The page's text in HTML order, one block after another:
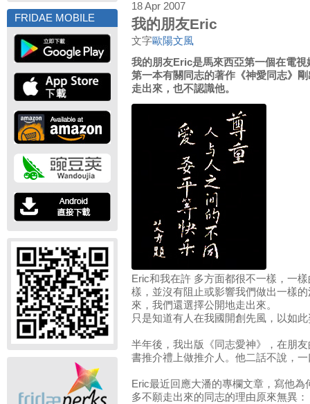
FRIDAE MOBILE
18 Apr 2007
我的朋友Eric
文字歐陽文風
我的朋友Eric是馬來西亞第一個在電
第一本有關同志的著作《神愛同志》
走出來，也不認識他。
Eric和我在許 多方面都很不一樣，一
樣，並沒有阻止或影響我們做出一樣
來，我們還選擇公開地走出來。
只是知道有人在我國開創先風，以如
半年後，我出版《同志愛神》，在朋
書推介禮上做推介人。他二話不說，
Eric最近回應大潘的專欄文章，寫他
多不願走出來的同志的理由原來無異